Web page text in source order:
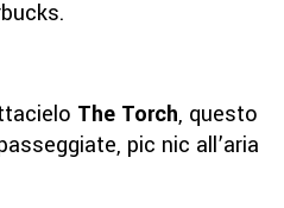
The Torch, questo
pic nic all’aria